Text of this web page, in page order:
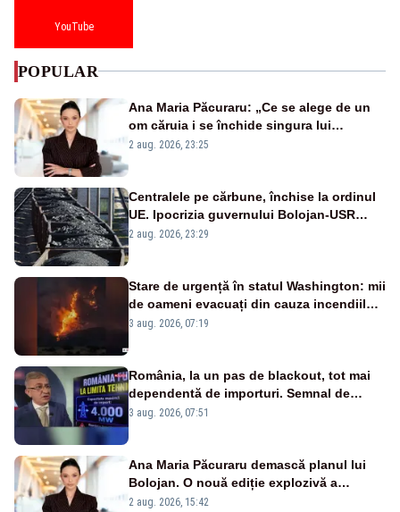
YouTube
POPULAR
Ana Maria Păcuraru: „Ce se alege de un
om căruia i se închide singura lui
portiță?”
2 aug. 2026, 23:25
Centralele pe cărbune, închise la ordinul
UE. Ipocrizia guvernului Bolojan-USR
după starea de alertă
2 aug. 2026, 23:29
Stare de urgență în statul Washington: mii
de oameni evacuați din cauza incendiilor
puternice de vegetație
3 aug. 2026, 07:19
România, la un pas de blackout, tot mai
dependentă de importuri. Semnal de
alarmă tras de un expert în energie
3 aug. 2026, 07:51
Ana Maria Păcuraru demască planul lui
Bolojan. O nouă ediție explozivă a
emisiunii „Miza Zilei” la Realitatea PLUS
2 aug. 2026, 15:42